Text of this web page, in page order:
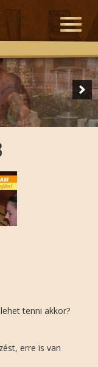
Toggle
tenni akkor?
erre is van